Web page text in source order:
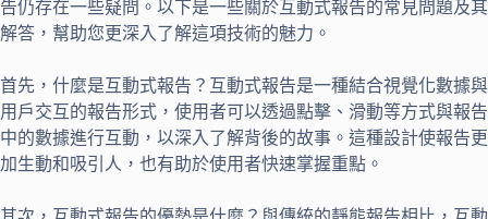
告仍存在一些疑問。以下是一些關於互動式報告的常見問題及其
解答，幫助您更深入了解這項技術的魅力。
首先，什麼是互動式報告？互動式報告是一種結合視覺化數據與
用戶交互的報告形式，使用者可以透過點擊、滑動等方式與報告
中的數據進行互動，以深入了解背後的故事。這種設計使報告更
加生動和吸引人，也有助於使用者快速掌握重點。